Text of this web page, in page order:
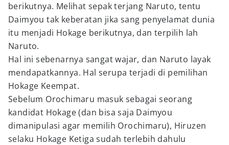
berikutnya. Melihat sepak terjang Naruto, tentu
Daimyou tak keberatan jika sang penyelamat dunia
itu menjadi Hokage berikutnya, dan terpilih lah
Naruto.
Hal ini sebenarnya sangat wajar, dan Naruto layak
mendapatkannya. Hal serupa terjadi di pemilihan
Hokage Keempat.
Sebelum Orochimaru masuk sebagai seorang
kandidat Hokage (dan bisa saja Daimyou
dimanipulasi agar memilih Orochimaru), Hiruzen
selaku Hokage Ketiga sudah terlebih dahulu